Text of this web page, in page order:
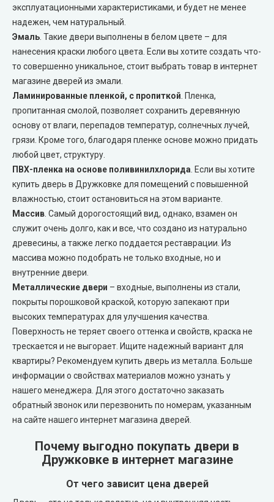
DOORIS (Дорис)
BRAMA (Брама)
OMEGA (Омега)
MSDoors (МСДорс)
KFD (КФД)
GRAND (Гранд)
LUXDOORS (ЛюксДорс)
Portalino Doors (Порталино)
Rezult
CITY (Сити крашенные двери)
Контур
Danapris Doors (Данаприс Дорс)
DRUID (Друид)
Europe Doors
эксплуатационными характеристиками, и будет не менее
надежен, чем натуральный.
Эмаль . Такие двери выполнены в белом цвете – для
нанесения краски любого цвета. Если вы хотите создать что-
то совершенно уникальное, стоит выбрать товар в интернет
магазине дверей из эмали.
Ламинированные пленкой, с пропиткой . Пленка,
пропитанная смолой, позволяет сохранить деревянную
основу от влаги, перепадов температур, солнечных лучей,
грязи. Кроме того, благодаря пленке основе можно придать
любой цвет, структуру.
ПВХ-пленка на основе поливинилхлорида . Если вы хотите
купить дверь в Дружковке для помещений с повышенной
влажностью, стоит остановиться на этом варианте.
Массив . Самый дорогостоящий вид, однако, взамен он
служит очень долго, как и все, что создано из натурально
древесины, а также легко поддается реставрации. Из
массива можно подобрать не только входные, но и
внутренние двери.
Металлические двери – входные, выполнены из стали,
покрыты порошковой краской, которую запекают при
высоких температурах для улучшения качества.
Поверхность не теряет своего оттенка и свойств, краска не
трескается и не выгорает. Ищите надежный вариант для
квартиры? Рекомендуем купить дверь из металла. Больше
информации о свойствах материалов можно узнать у
нашего менеджера. Для этого достаточно заказать
обратный звонок или перезвонить по номерам, указанным
на сайте нашего интернет магазина дверей.
Почему выгодно покупать двери в
Дружковке в интернет магазине
От чего зависит цена дверей